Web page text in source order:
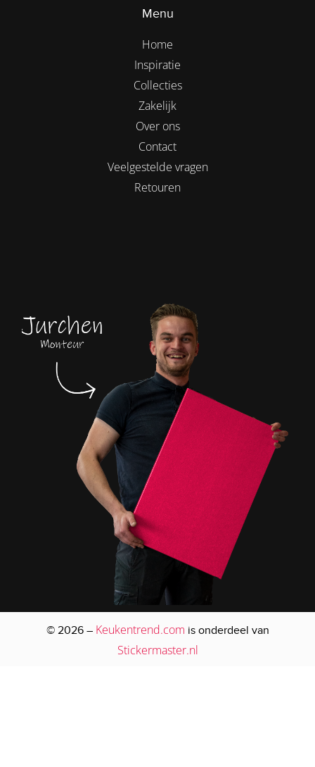
Menu
Home
Inspiratie
Collecties
Zakelijk
Over ons
Contact
Veelgestelde vragen
Retouren
© 2026 – Keukentrend.com is onderdeel van
Stickermaster.nl